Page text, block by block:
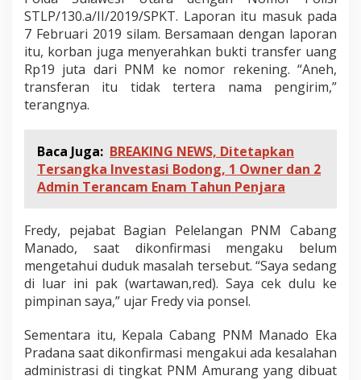
STLP/130.a/II/2019/SPKT. Laporan itu masuk pada
7 Februari 2019 silam. Bersamaan dengan laporan
itu, korban juga menyerahkan bukti transfer uang
Rp19 juta dari PNM ke nomor rekening. “Aneh,
transferan itu tidak tertera nama pengirim,”
terangnya.
Baca Juga: BREAKING NEWS, Ditetapkan
Tersangka Investasi Bodong, 1 Owner dan 2
Admin Terancam Enam Tahun Penjara
Fredy, pejabat Bagian Pelelangan PNM Cabang
Manado, saat dikonfirmasi mengaku belum
mengetahui duduk masalah tersebut. “Saya sedang
di luar ini pak (wartawan,red). Saya cek dulu ke
pimpinan saya,” ujar Fredy via ponsel.
Sementara itu, Kepala Cabang PNM Manado Eka
Pradana saat dikonfirmasi mengakui ada kesalahan
administrasi di tingkat PNM Amurang yang dibuat